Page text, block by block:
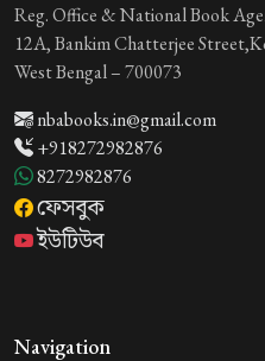
Reg. Office & National Book
12A, Bankim Chatterjee
West Bengal – 700073
nbabooks.in@gmail.com
+918272982876
8272982876
ফেসবুক
ইউটিউব
Navigation